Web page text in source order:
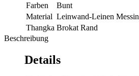
Farben
Bunt
Material Leinwand-Leinen
Thangka Brokat Rand
Beschreibung
Details